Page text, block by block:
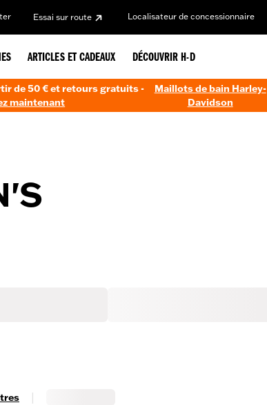
Essai sur route Localisateur de concessionnaire
ARTICLES ET CADEAUX DÉCOUVRIR H-D
de 50 € et retours gratuits -
maintenant
Maillots de bain Harley-
Davidson